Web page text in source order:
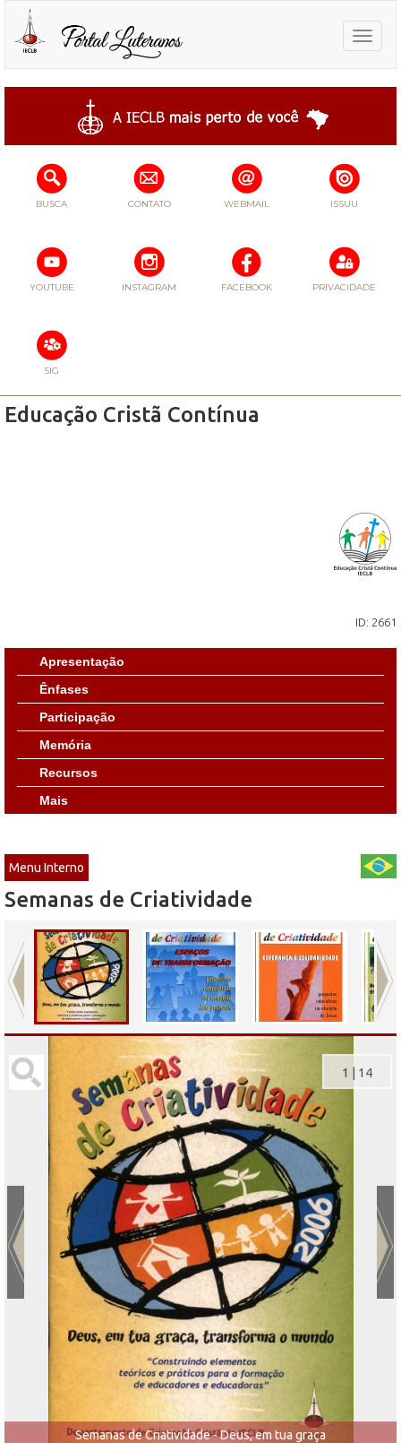
Toggle
BUSCA CONTATO WEBMAIL ISSUU
YOUTUBE INSTAGRAM FACEBOOK PRIVACIDADE
SIG
Educação Cristã Contínua
ID: 2661
Apresentação
Ênfases
Participação
Memória
Recursos
Mais
Menu Interno
Semanas de Criatividade
Semanas de Criatividade - Deus, em tua graça
1 14